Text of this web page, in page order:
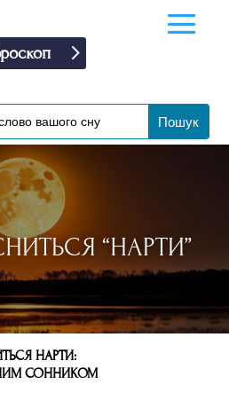
“НАРТИ”
НАРТИ:
СОННИКОМ